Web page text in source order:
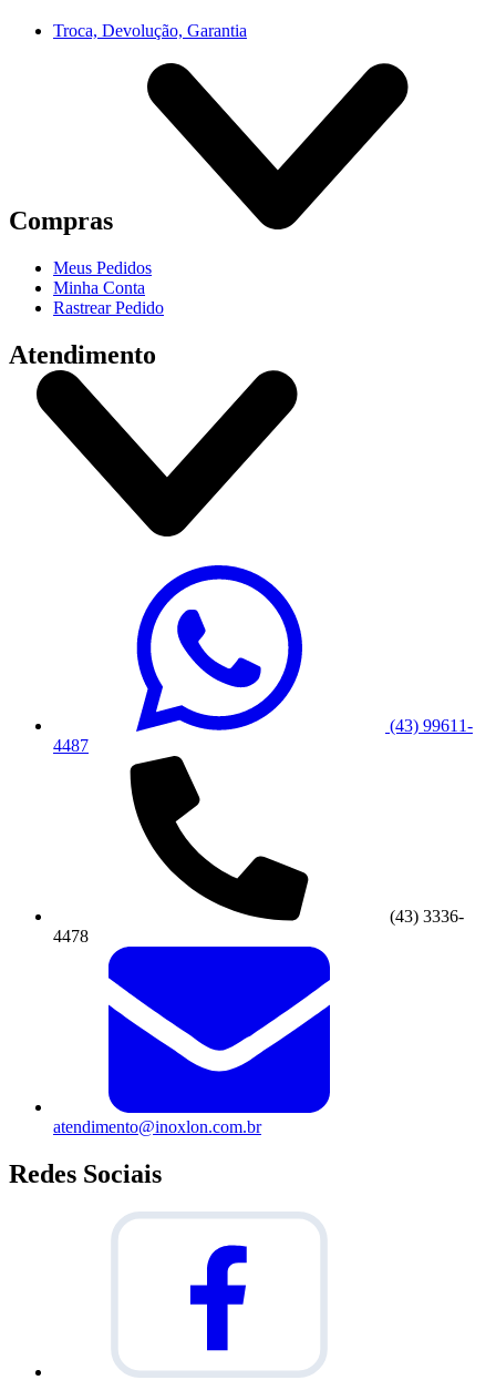
Troca, Devolução, Garantia
Compras
Meus Pedidos
Minha Conta
Rastrear Pedido
Atendimento
(43) 99611-
4487
(43) 3336-
4478
atendimento@inoxlon.com.br
Redes Sociais